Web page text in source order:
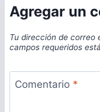
Agregar un
Tu dirección de correo
campos requeridos
Comentario *